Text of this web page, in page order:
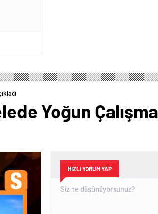
Yoğun Çalışma
HIZLI YORUM YAP